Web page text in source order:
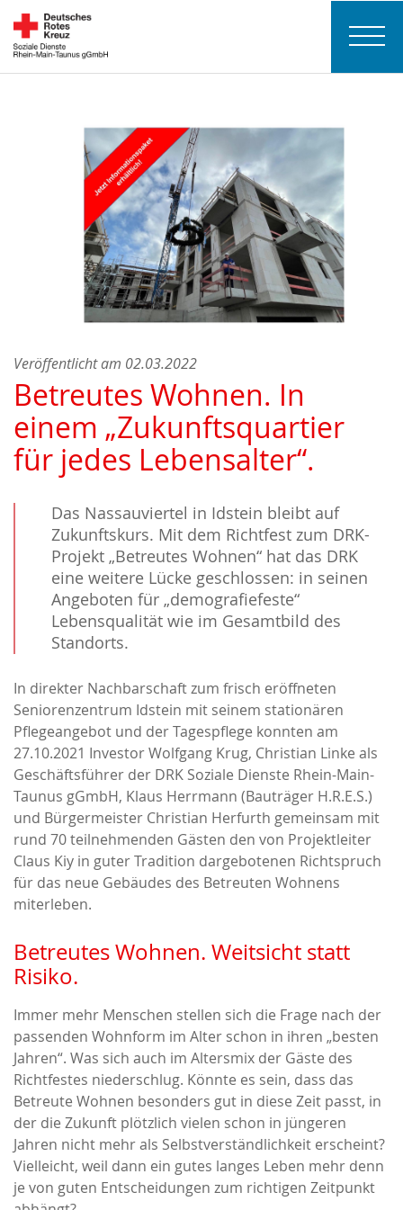
Veröffentlicht am 02.03.2022
Betreutes Wohnen. In
einem „Zukunftsquartier
für jedes Lebensalter“.
Das Nassauviertel in Idstein bleibt auf
Zukunftskurs. Mit dem Richtfest zum DRK-
Projekt „Betreutes Wohnen“ hat das DRK
eine weitere Lücke geschlossen: in seinen
Angeboten für „demografiefeste“
Lebensqualität wie im Gesamtbild des
Standorts.
In direkter Nachbarschaft zum frisch eröffneten
Seniorenzentrum Idstein mit seinem stationären
Pflegeangebot und der Tagespflege konnten am
27.10.2021 Investor Wolfgang Krug, Christian Linke als
Geschäftsführer der DRK Soziale Dienste Rhein-Main-
Taunus gGmbH, Klaus Herrmann (Bauträger H.R.E.S.)
und Bürgermeister Christian Herfurth gemeinsam mit
rund 70 teilnehmenden Gästen den von Projektleiter
Claus Kiy in guter Tradition dargebotenen Richtspruch
für das neue Gebäudes des Betreuten Wohnens
miterleben.
Betreutes Wohnen. Weitsicht statt
Risiko.
Immer mehr Menschen stellen sich die Frage nach der
passenden Wohnform im Alter schon in ihren „besten
Jahren“. Was sich auch im Altersmix der Gäste des
Richtfestes niederschlug. Könnte es sein, dass das
Betreute Wohnen besonders gut in diese Zeit passt, in
der die Zukunft plötzlich vielen schon in jüngeren
Jahren nicht mehr als Selbstverständlichkeit erscheint?
Vielleicht, weil dann ein gutes langes Leben mehr denn
je von guten Entscheidungen zum richtigen Zeitpunkt